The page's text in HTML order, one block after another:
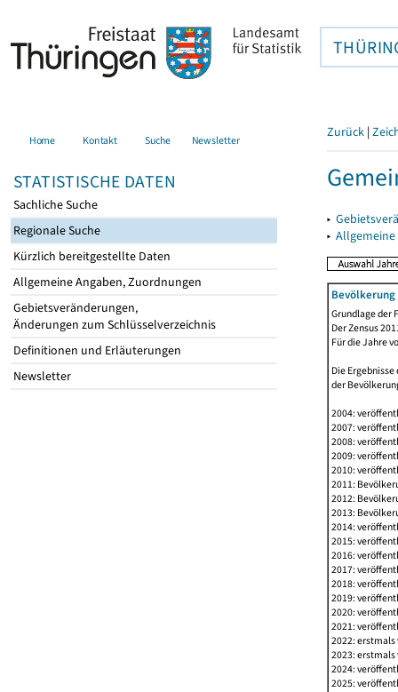
Home Kontakt Suche Newsletter
STATISTISCHE DATEN
Sachliche Suche
Regionale Suche
Kürzlich bereitgestellte Daten
Allgemeine Angaben, Zuordnungen
Gebietsveränderungen,
Änderungen zum Schlüsselverzeichnis
Definitionen und Erläuterungen
Newsletter
Zurück |
▸
▸
Grundlage der
Der Zensus
Für die Jahre
Die
der
2004:
2007:
2008:
2009:
2010:
2011:
2012:
2013:
2014:
2015:
2016:
2017:
2018:
2019:
2020:
2021:
2022:
2023:
2024:
2025: